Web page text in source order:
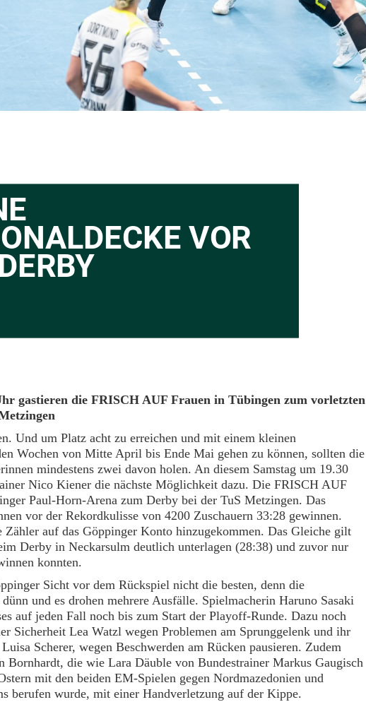
VOR
gastieren die FRISCH AUF Frauen in Tübingen zum vorletzten
Und um Platz acht zu erreichen und mit einem kleinen
Wochen von Mitte April bis Ende Mai gehen zu können, sollten die
mindestens zwei davon holen. An diesem Samstag um 19.30
Nico Kiener die nächste Möglichkeit dazu. Die FRISCH AUF
Paul-Horn-Arena zum Derby bei der TuS Metzingen. Das
vor der Rekordkulisse von 4200 Zuschauern 33:28 gewinnen.
Zähler auf das Göppinger Konto hinzugekommen. Das Gleiche gilt
Derby in Neckarsulm deutlich unterlagen (28:38) und zuvor nur
konnten.
Sicht vor dem Rückspiel nicht die besten, denn die
und es drohen mehrere Ausfälle. Spielmacherin Haruno Sasaki
auf jeden Fall noch bis zum Start der Playoff-Runde. Dazu noch
Sicherheit Lea Watzl wegen Problemen am Sprunggelenk und ihr
Scherer, wegen Beschwerden am Rücken pausieren. Zudem
Bornhardt, die wie Lara Däuble von Bundestrainer Markus Gaugisch
mit den beiden EM-Spielen gegen Nordmazedonien und
berufen wurde, mit einer Handverletzung auf der Kippe.